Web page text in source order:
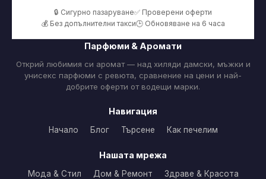
🔒 Сигурно пазаруване✅ Проверени оферти
💰 Без допълнителни такси🕒 Обновяване на 6 часа
Парфюми & Аромати
Открий любимия си аромат — над хиляди дамски, мъжки и
унисекс парфюми с ревюта, сравнение на цени и най-
добрите оферти от водещи марки.
Навигация
Начало Блог Търсене Как печелим
Нашата мрежа
Мода & Стил Дом & Ремонт
Здраве & Красота